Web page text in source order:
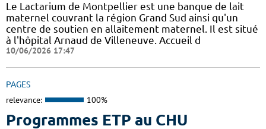
Le Lactarium de Montpellier est une banque de lait
maternel couvrant la région Grand Sud ainsi qu'un
centre de soutien en allaitement maternel. Il est situé
à l'hôpital Arnaud de Villeneuve. Accueil d
10/06/2026 17:47
PAGES
relevance: 100%
Programmes ETP au CHU